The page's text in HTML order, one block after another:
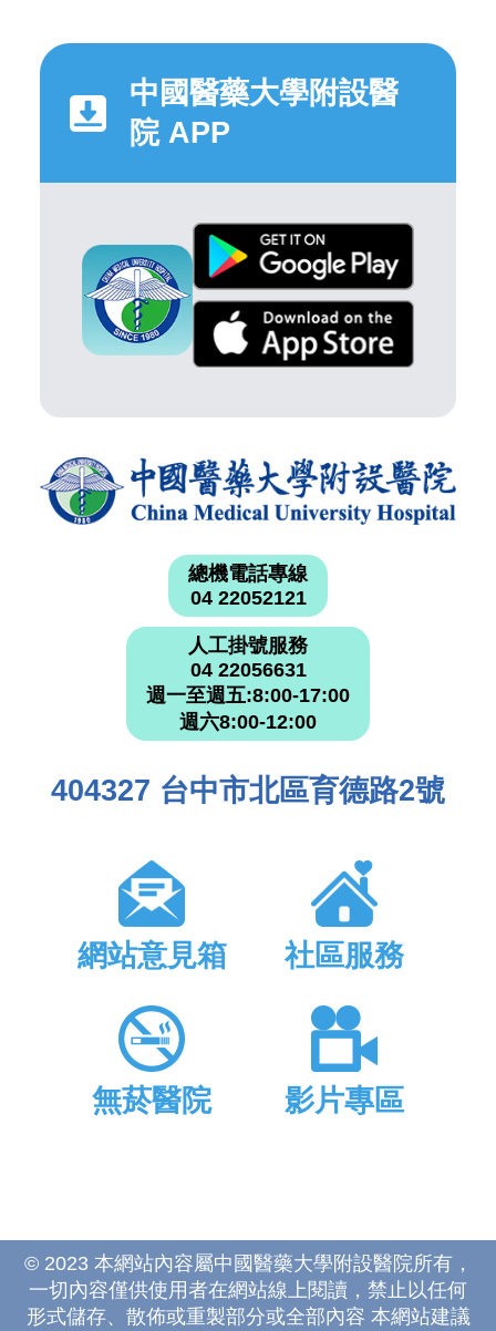
中國醫藥大學附設醫
院 APP
總機電話專線
04 22052121
人工掛號服務
04 22056631
週一至週五:8:00-17:00
週六8:00-12:00
404327 台中市北區育德路2號
網站意見箱 社區服務
無菸醫院 影片專區
© 2023 本網站內容屬中國醫藥大學附設醫院所有，
一切內容僅供使用者在網站線上閱讀，禁止以任何
形式儲存、散佈或重製部分或全部內容 本網站建議